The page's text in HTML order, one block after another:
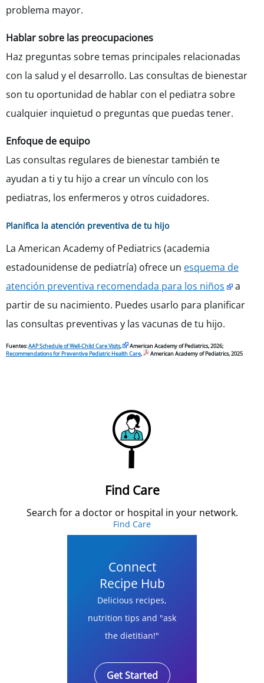
problema mayor.
Hablar sobre las preocupaciones
Haz preguntas sobre temas principales relacionadas
con la salud y el desarrollo. Las consultas de bienestar
son tu oportunidad de hablar con el pediatra sobre
cualquier inquietud o preguntas que puedas tener.
Enfoque de equipo
Las consultas regulares de bienestar también te
ayudan a ti y tu hijo a crear un vínculo con los
pediatras, los enfermeros y otros cuidadores.
Planifica la atención preventiva de tu hijo
La American Academy of Pediatrics (academia
estadounidense de pediatría) ofrece un esquema de
atención preventiva recomendada para los niños
a
partir de su nacimiento. Puedes usarlo para planificar
las consultas preventivas y las vacunas de tu hijo.
Fuentes:AAP Schedule of Well-Child Care Visits,
American Academy of Pediatrics, 2026;
Recommendations for Preventive Pediatric Health Care, American Academy of Pediatrics, 2025
Find Care
Search for a doctor or hospital in your network.
Find Care
Connect
Recipe Hub
Delicious recipes,
nutrition tips and "ask
the dietitian!"
Get Started